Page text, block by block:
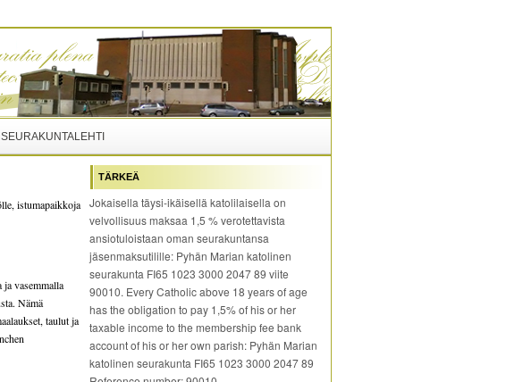
SEURAKUNTALEHTI
istumapaikkoja
vasemmalla
Nämä
taulut ja
TÄRKEÄ
Jokaisella täysi-ikäisellä katolilaisella on
velvollisuus maksaa 1,5 % verotettavista
ansiotuloistaan oman seurakuntansa
jäsenmaksutilille: Pyhän Marian katolinen
seurakunta FI65 1023 3000 2047 89 viite
90010. Every Catholic above 18 years of age
has the obligation to pay 1,5% of his or her
taxable income to the membership fee bank
account of his or her own parish: Pyhän Marian
katolinen seurakunta FI65 1023 3000 2047 89